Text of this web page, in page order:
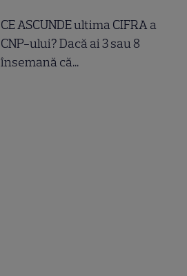
CE ASCUNDE ultima CIFRA a
CNP-ului? Dacă ai 3 sau 8
însemană că...